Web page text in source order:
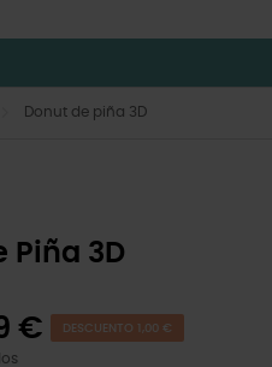
Donut de piña 3D
Piña 3D
€ DESCUENTO 1,00 €